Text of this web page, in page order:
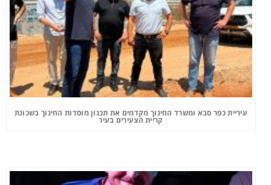
עיריית כפר סבא ומשרד החינוך מקדמים את תכנון מוסדות החינוך בשכונת
קריית הצעירים בעיר